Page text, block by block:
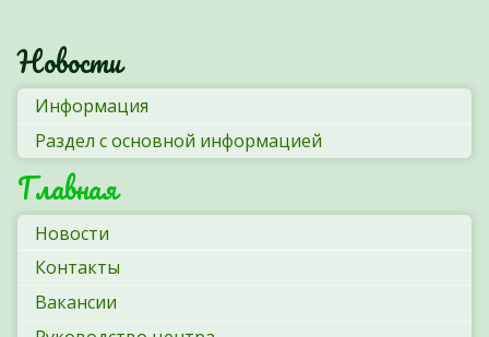
Новости
Информация
Раздел с основной информацией
Главная
Новости
Контакты
Вакансии